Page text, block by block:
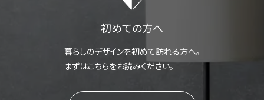
初めての方へ
暮らしのデザインを初めて訪れる方へ。
まずはこちらをお読みください。